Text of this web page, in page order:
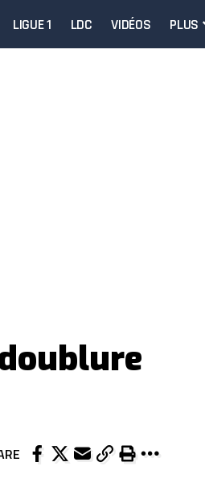
LIGUE 1 LDC VIDÉOS PLUS